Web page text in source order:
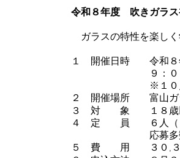
令和８年度 吹きガラ
ガラスの特性を楽しく
１ 開催日時 令和８
９：
※１０月１０
２ 開催場所 富山ガ
３ 対 象 １８歳以
４ 定 員 ６人（３
応募多数の場
５ 費 用 ３０ ,